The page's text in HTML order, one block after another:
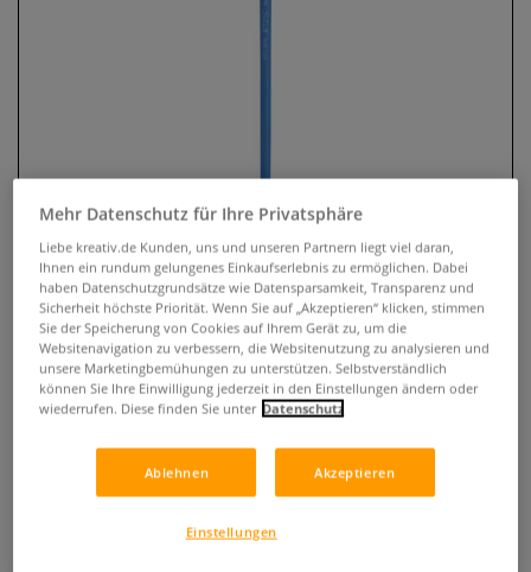
PRINCETON™ Select™ ARTISTE™
Synthetikpinsel, Serie 3750, Short
Liner
0 Bewertungen
PRINCETON™ Select™ ARTISTE™ Synthetikpinsel sind ideal
zuverlässig mit einem tollen Preis-Leistungs-Verhältnis.
Mehr Datenschutz für Ihre Privatsphäre
Liebe kreativ.de Kunden, uns und unseren Partnern liegt viel daran,
Ihnen ein rundum gelungenes Einkaufserlebnis zu ermöglichen. Dabei
haben Datenschutzgrundsätze wie Datensparsamkeit, Transparenz und
Sicherheit höchste Priorität. Wenn Sie auf „Akzeptieren“ klicken, stimmen
Sie der Speicherung von Cookies auf Ihrem Gerät zu, um die
Websitenavigation zu verbessern, die Websitenutzung zu analysieren und
unsere Marketingbemühungen zu unterstützen. Selbstverständlich
können Sie Ihre Einwilligung jederzeit in den Einstellungen ändern oder
wiederrufen. Diese finden Sie unter Datenschutz
Ablehnen Akzeptieren
Einstellungen